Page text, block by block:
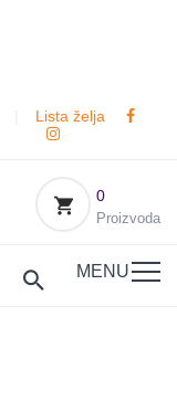
Lista želja
0
Proizvoda
MENU